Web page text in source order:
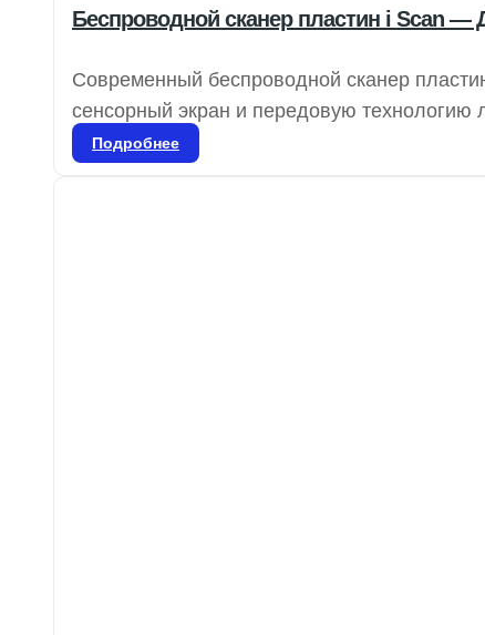
Беспроводной сканер пластин i Scan —
Современный беспроводной сканер
сенсорный экран и передовую технологию
обеспечивает исключительную четкость
Подробнее